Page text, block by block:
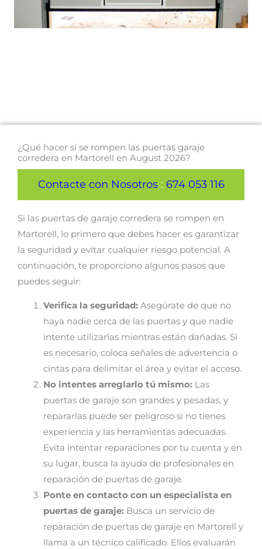
¿Qué hacer si se rompen las puertas garaje
corredera en Martorell en August 2026?
Contacte con Nosotros: 674 053 116
Si las puertas de garaje corredera se rompen en
Martorell, lo primero que debes hacer es garantizar
la seguridad y evitar cualquier riesgo potencial. A
continuación, te proporciono algunos pasos que
puedes seguir:
Verifica la seguridad:Asegúrate de que no
haya nadie cerca de las puertas y que nadie
intente utilizarlas mientras están dañadas. Si
es necesario, coloca señales de advertencia o
cintas para delimitar el área y evitar el acceso.
No intentes arreglarlo tú mismo:Las
puertas de garaje son grandes y pesadas, y
repararlas puede ser peligroso si no tienes
experiencia y las herramientas adecuadas.
Evita intentar reparaciones por tu cuenta y en
su lugar, busca la ayuda de profesionales en
reparación de puertas de garaje.
Ponte en contacto con un especialista en
puertas de garaje:Busca un servicio de
reparación de puertas de garaje en Martorell y
llama a un técnico calificado. Ellos evaluarán